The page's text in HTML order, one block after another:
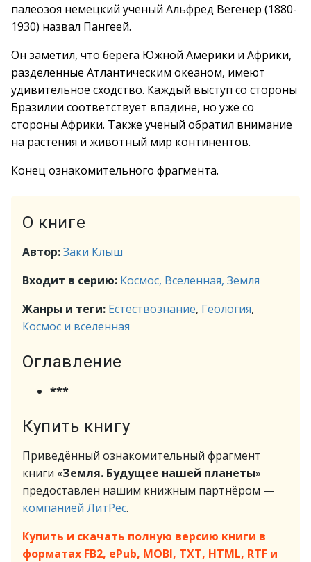
палеозоя немецкий ученый Альфред Вегенер (1880-
1930) назвал Пангеей.
Он заметил, что берега Южной Америки и Африки,
разделенные Атлантическим океаном, имеют
удивительное сходство. Каждый выступ со стороны
Бразилии соответствует впадине, но уже со
стороны Африки. Также ученый обратил внимание
на растения и животный мир континентов.
Конец ознакомительного фрагмента.
О книге
Автор:Заки Клыш
Входит в серию: Космос, Вселенная, Земля
Жанры и теги: Естествознание, Геология,
Космос и вселенная
Оглавление
***
Купить книгу
Приведённый ознакомительный фрагмент
книги «Земля. Будущее нашей планеты»
предоставлен нашим книжным партнёром —
компанией ЛитРес.
Купить и скачать полную версию книги в
форматах FB2, ePub, MOBI, TXT, HTML, RTF и